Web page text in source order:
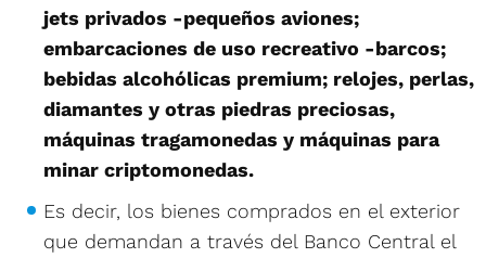
jets privados -pequeños aviones;
embarcaciones de uso recreativo -barcos;
bebidas alcohólicas premium; relojes, perlas,
diamantes y otras piedras preciosas,
máquinas tragamonedas y máquinas para
minar criptomonedas.
Es decir, los bienes comprados en el exterior
que demandan a través del Banco Central el